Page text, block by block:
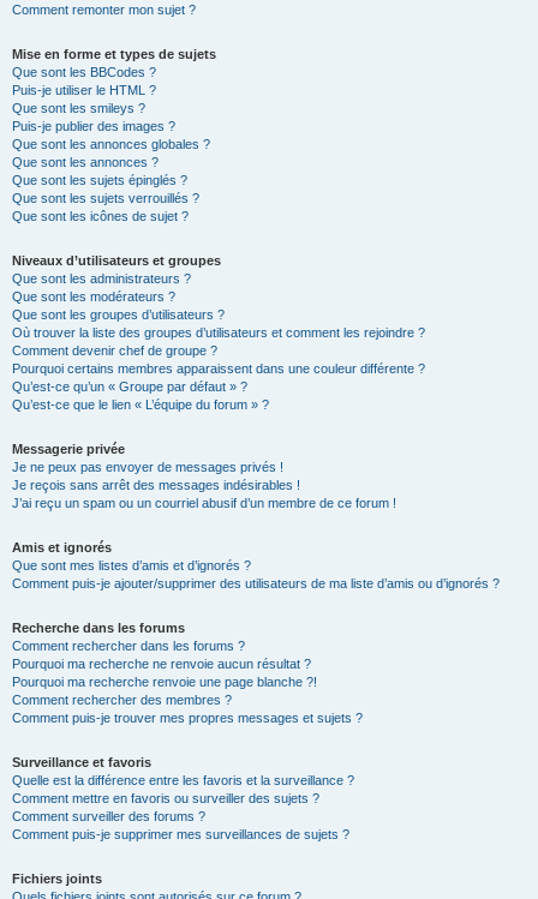
Comment remonter mon sujet ?
Mise en forme et types de sujets
Que sont les BBCodes ?
Puis-je utiliser le HTML ?
Que sont les smileys ?
Puis-je publier des images ?
Que sont les annonces globales ?
Que sont les annonces ?
Que sont les sujets épinglés ?
Que sont les sujets verrouillés ?
Que sont les icônes de sujet ?
Niveaux d’utilisateurs et groupes
Que sont les administrateurs ?
Que sont les modérateurs ?
Que sont les groupes d’utilisateurs ?
Où trouver la liste des groupes d’utilisateurs et comment les rejoindre ?
Comment devenir chef de groupe ?
Pourquoi certains membres apparaissent dans une couleur différente ?
Qu’est-ce qu’un « Groupe par défaut » ?
Qu’est-ce que le lien « L’équipe du forum » ?
Messagerie privée
Je ne peux pas envoyer de messages privés !
Je reçois sans arrêt des messages indésirables !
J’ai reçu un spam ou un courriel abusif d’un membre de ce forum !
Amis et ignorés
Que sont mes listes d’amis et d’ignorés ?
Comment puis-je ajouter/supprimer des utilisateurs de ma liste d’amis ou d’ignorés ?
Recherche dans les forums
Comment rechercher dans les forums ?
Pourquoi ma recherche ne renvoie aucun résultat ?
Pourquoi ma recherche renvoie une page blanche ?!
Comment rechercher des membres ?
Comment puis-je trouver mes propres messages et sujets ?
Surveillance et favoris
Quelle est la différence entre les favoris et la surveillance ?
Comment mettre en favoris ou surveiller des sujets ?
Comment surveiller des forums ?
Comment puis-je supprimer mes surveillances de sujets ?
Fichiers joints